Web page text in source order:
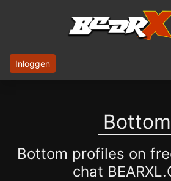
Inloggen
Bottom
Bottom profiles on
chat